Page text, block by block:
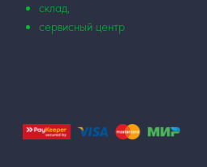
склад,
сервисный центр